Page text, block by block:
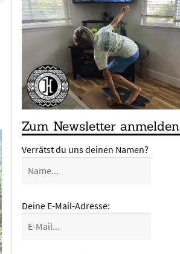
Zum Newsletter anmelden
Verrätst du uns deinen Namen?
Deine E-Mail-Adresse: